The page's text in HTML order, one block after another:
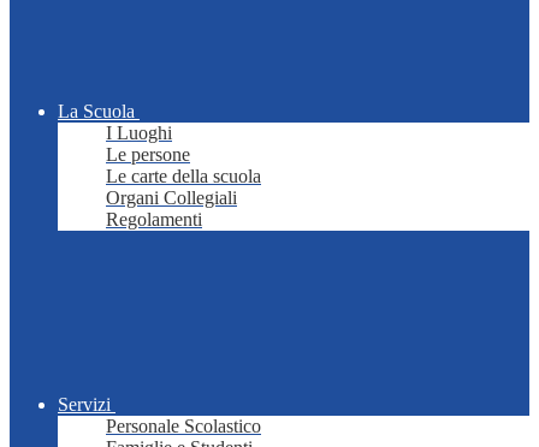
La Scuola
I Luoghi
Le persone
Le carte della scuola
Organi Collegiali
Regolamenti
Servizi
Personale Scolastico